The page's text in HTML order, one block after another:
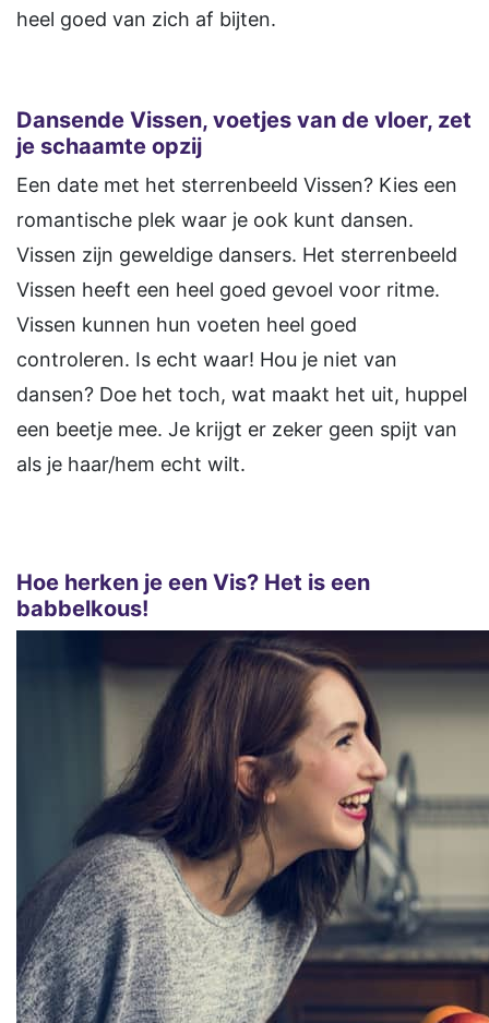
heel goed van zich af bijten.
Dansende Vissen, voetjes van de vloer, zet
je schaamte opzij
Een date met het sterrenbeeld Vissen? Kies een
romantische plek waar je ook kunt dansen.
Vissen zijn geweldige dansers. Het sterrenbeeld
Vissen heeft een heel goed gevoel voor ritme.
Vissen kunnen hun voeten heel goed
controleren. Is echt waar! Hou je niet van
dansen? Doe het toch, wat maakt het uit, huppel
een beetje mee. Je krijgt er zeker geen spijt van
als je haar/hem echt wilt.
Hoe herken je een Vis? Het is een
babbelkous!